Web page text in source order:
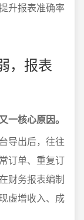
升报表准确率
，报表
一核心原因。
导出后，往往
订单、重复订
财务报表编制
虚增收入、成